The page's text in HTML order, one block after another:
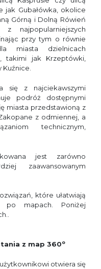
jak Gubałówka, okolice
Górną i Dolną Rówień
najpopularniejszych
przy tym o równie
miasta dzielnicach
takimi jak Krzeptówki,
się z najciekawszymi
podróż dostępnymi
miasta przedstawioną z
z odmiennej, a
technicznym,
jest zarówno
zaawansowanym
które ułatwiają
po mapach. Poniżej
z map 360o
otwiera się